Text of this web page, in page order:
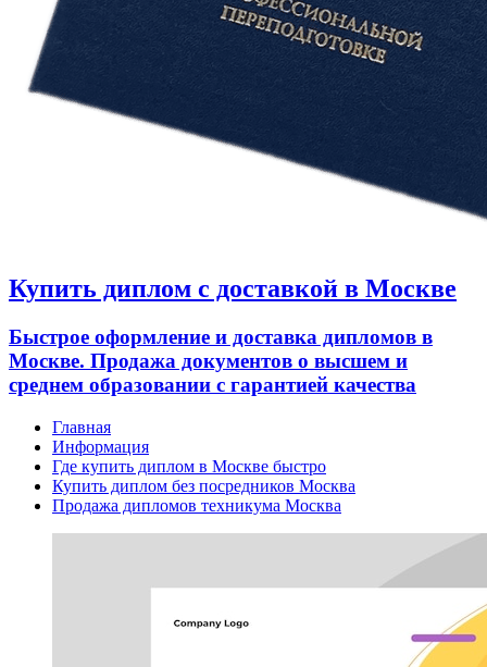
Купить диплом с доставкой в Москве
Быстрое оформление и доставка дипломов в
Москве. Продажа документов о высшем и
среднем образовании с гарантией качества
Главная
Информация
Где купить диплом в Москве быстро
Купить диплом без посредников Москва
Продажа дипломов техникума Москва